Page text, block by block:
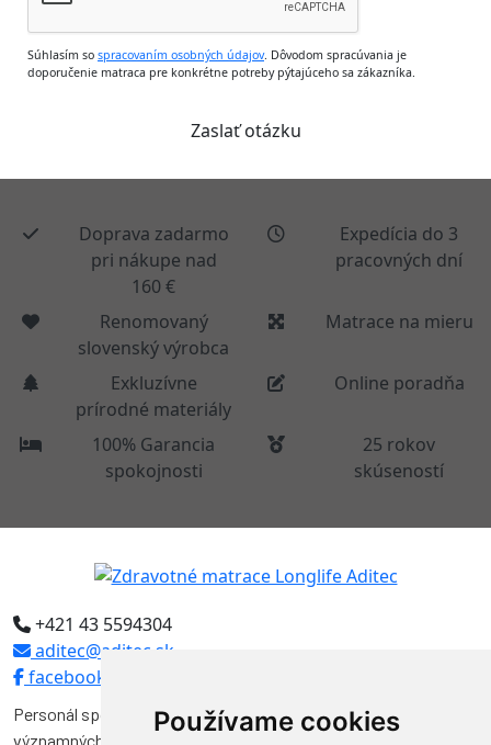
Používame cookies
Súhlasím so spracovaním osobných údajov. Dôvodom spracúvania je
doporučenie matraca pre konkrétne potreby pýtajúceho sa zákazníka.
Doprava zadarmo
pri nákupe nad
160 €
Expedícia do 3
pracovných dní
Renomovaný
slovenský výrobca
Matrace na mieru
Exkluzívne
prírodné materiály
Online poradňa
100% Garancia
spokojnosti
25 rokov
skúseností
+421 43 5594304
aditec@aditec.sk
facebook
Personál spoločnosti Aditec tvoria odborníci, ktorí pôsobili vo
významných funkciách v niekoľkých spoločnostiach na výrobu